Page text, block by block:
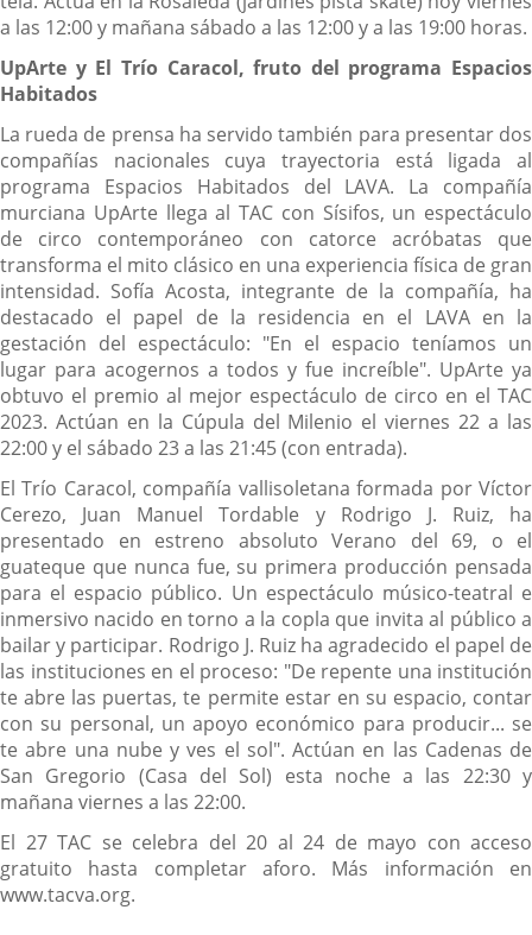
a las 12:00 y mañana sábado a las 12:00 y a las 19:00 horas.
UpArte y El Trío Caracol, fruto del programa Espacios
Habitados
La rueda de prensa ha servido también para presentar dos
compañías nacionales cuya trayectoria está ligada al
programa Espacios Habitados del LAVA. La compañía
murciana UpArte llega al TAC con Sísifos, un espectáculo
de circo contemporáneo con catorce acróbatas que
transforma el mito clásico en una experiencia física de gran
intensidad. Sofía Acosta, integrante de la compañía, ha
destacado el papel de la residencia en el LAVA en la
gestación del espectáculo: "En el espacio teníamos un
lugar para acogernos a todos y fue increíble". UpArte ya
obtuvo el premio al mejor espectáculo de circo en el TAC
2023. Actúan en la Cúpula del Milenio el viernes 22 a las
22:00 y el sábado 23 a las 21:45 (con entrada).
El Trío Caracol, compañía vallisoletana formada por Víctor
Cerezo, Juan Manuel Tordable y Rodrigo J. Ruiz, ha
presentado en estreno absoluto Verano del 69, o el
guateque que nunca fue, su primera producción pensada
para el espacio público. Un espectáculo músico-teatral e
inmersivo nacido en torno a la copla que invita al público a
bailar y participar. Rodrigo J. Ruiz ha agradecido el papel de
las instituciones en el proceso: "De repente una institución
te abre las puertas, te permite estar en su espacio, contar
con su personal, un apoyo económico para producir... se
te abre una nube y ves el sol". Actúan en las Cadenas de
San Gregorio (Casa del Sol) esta noche a las 22:30 y
mañana viernes a las 22:00.
El 27 TAC se celebra del 20 al 24 de mayo con acceso
gratuito hasta completar aforo. Más información en
www.tacva.org.